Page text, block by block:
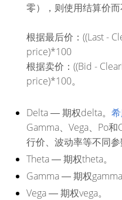
零），则使用结算价
根据最后价：((Last -
price)*100
根据卖价：((Bid -
price)*100。
Delta― 期权delta。
Gamma、Vega、Po
行价、波动率等不同参
Theta― 期权theta。
Gamma― 期权gamma
Vega― 期权vega。